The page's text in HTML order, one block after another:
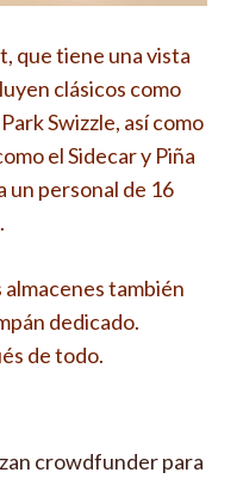
que tiene una vista
clásicos como
Swizzle, así como
el Sidecar y Piña
un personal de 16
también
dedicado.
de todo.
crowdfunder para